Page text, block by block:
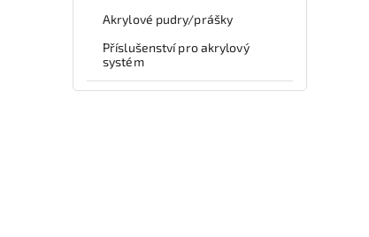
Akrylové pudry/prášky
Příslušenství pro akrylový
systém